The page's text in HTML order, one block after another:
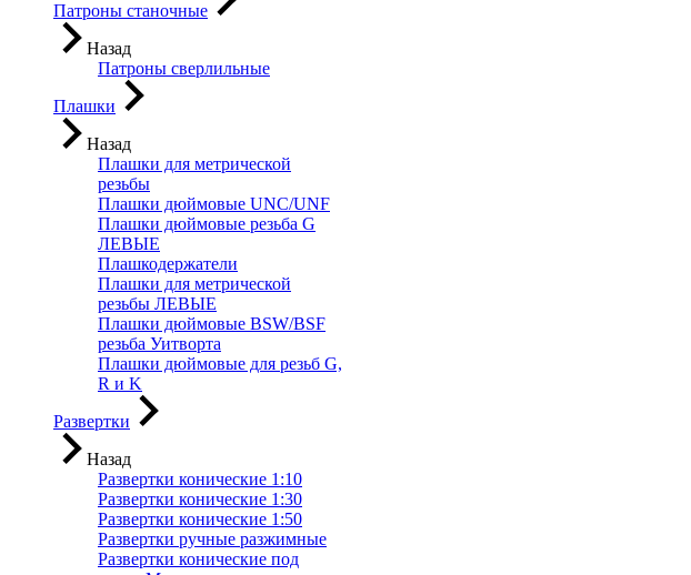
Патроны станочные
Назад
Патроны сверлильные
Плашки
Назад
Плашки для метрической
резьбы
Плашки дюймовые UNC/UNF
Плашки дюймовые резьба G
ЛЕВЫЕ
Плашкодержатели
Плашки для метрической
резьбы ЛЕВЫЕ
Плашки дюймовые BSW/BSF
резьба Уитворта
Плашки дюймовые для резьб G,
R и K
Развертки
Назад
Развертки конические 1:10
Развертки конические 1:30
Развертки конические 1:50
Развертки ручные разжимные
Развертки конические под